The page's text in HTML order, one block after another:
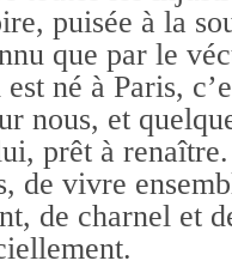
puisée à la
que par le
né à Paris,
nous, et
prêt à
de vivre
de charnel et